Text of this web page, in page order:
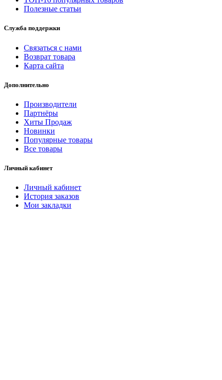
Полезные статьи
Служба поддержки
Связаться с нами
Возврат товара
Карта сайта
Дополнительно
Производители
Партнёры
Хиты Продаж
Новинки
Популярные товары
Все товары
Личный кабинет
Личный кабинет
История заказов
Мои закладки